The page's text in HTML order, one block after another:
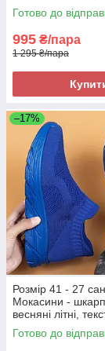
підошві з піни,
та зручні
Готово до
995 ₴/пара
1 295 ₴/пара
–17%
Розмір 41 - 27
Мокасини -
весняні літні,
сині, на підошві з
зручні
Готово до